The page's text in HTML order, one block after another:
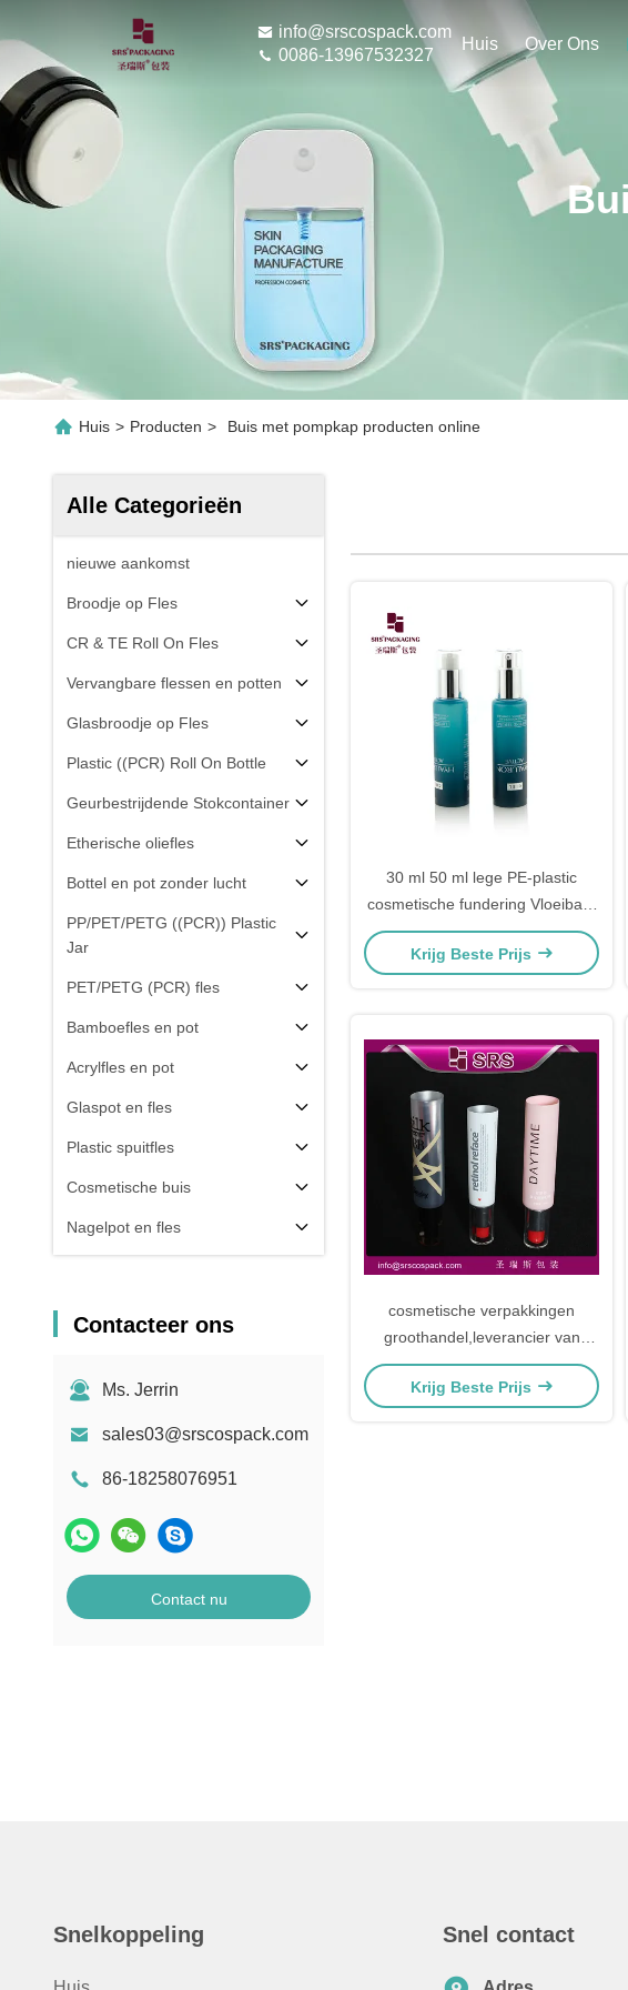
info@srscospack.com
0086-13967532327
Huis Over Ons
Huis > Producten > Buis met pompkap producten online
Alle Categorieën
nieuwe aankomst
Broodje op Fles
CR & TE Roll On Fles
Vervangbare flessen en potten
Glasbroodje op Fles
Plastic ((PCR) Roll On Bottle
Geurbestrijdende Stokcontainer
Etherische oliefles
Bottel en pot zonder lucht
PP/PET/PETG ((PCR)) Plastic
Jar
PET/PETG (PCR) fles
Bamboefles en pot
Acrylfles en pot
Glaspot en fles
Plastic spuitfles
Cosmetische buis
Nagelpot en fles
Contacteer ons
Ms. Jerrin
sales03@srscospack.com
86-18258076951
Contact nu
30 ml 50 ml lege PE-plastic
cosmetische fundering Vloeibare
pomp knijpbuizen
Krijg Beste Prijs
cosmetische verpakkingen
groothandel,leverancier van
huidverzorgingscrèmebuis
Krijg Beste Prijs
Snelkoppeling Snel contact